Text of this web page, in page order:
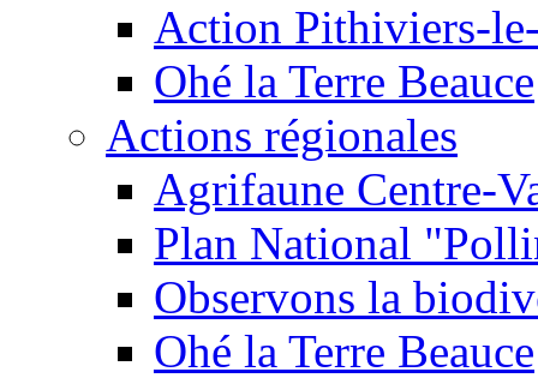
Action Pithiviers-
Ohé la Terre Beauce
Actions régionales
Agrifaune Centre-
Plan National
Observons la
Ohé la Terre Beauce